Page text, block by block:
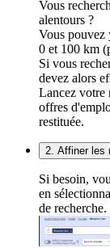
Vous
alentours ?
Vous pouvez
0 et 100 km
Si vous
devez alors
Lancez votre
offres
restituée.
2. Affiner les
Si besoin,
en
de recherche.